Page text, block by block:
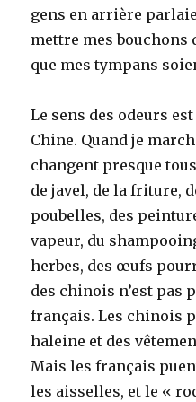
gens en arrière
mettre mes bouchons
que mes tympans
Le sens des odeurs
Chine. Quand je
changent presque
de javel, de la friture,
poubelles, des
vapeur, du
herbes, des œufs
des chinois n’est pas
français. Les chinois
haleine et des
Mais les français
les aisselles, et le «